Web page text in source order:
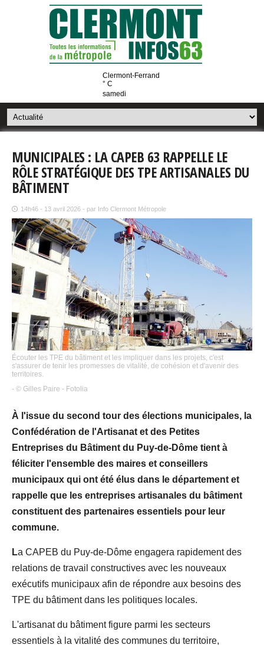
Clermont-Ferrand
° C
samedi
MUNICIPALES : LA CAPEB 63 RAPPELLE LE
RÔLE STRATÉGIQUE DES TPE ARTISANALES DU
BÂTIMENT
14h46 - 13 avril 2026 - par Info Clermont Métropole
Écouter les TPE du bâtiment et les impliquer dans les projets, c'est
s'assurer de tenir les promesses de vitalité, de cohésion et d'avenir des
territoires.
- © Gilles Paire - Fotolia
À l'issue du second tour des élections municipales, la
Confédération de l'Artisanat et des Petites
Entreprises du Bâtiment du Puy-de-Dôme tient à
féliciter l'ensemble des maires et conseillers
municipaux qui ont été élus dans le département et
rappelle que les entreprises artisanales du bâtiment
constituent des partenaires essentiels pour leur
commune.
La CAPEB du Puy-de-Dôme engagera rapidement des
relations de travail constructives avec les nouveaux
exécutifs municipaux afin de répondre aux besoins des
TPE du bâtiment dans les politiques locales.
L'artisanat du bâtiment figure parmi les secteurs
essentiels à la vitalité des communes du territoire,